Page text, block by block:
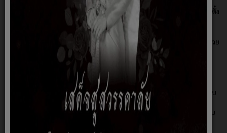
คำสั่งแก้ไขเพิ่มเติมคำสั่งจัดตั้งศูนย์ช่วยเหลือประชาชนฯ และแต่งตั้ง
คณะกรรมการช่วยเหลือประชาชนขององค์การบริหารส่วนตำบล
คำสั่งจัดตั้งศูนย์ช่วยเหลือประชาชนฯ และแต่งตั้งคณะกรรมการช่วย
เหลือประชาชนขององค์การบริหารส่วนตำบลตะเคียน
ระเบียบทรวงมหาดไทยว่าด้วยค่าใช้จ่ายเพื่อช่วยเหลือประชาชน
ตามอำนาจหน้าที่ขององค์กรปกครองส่วนท้องถิ่น พ.ศ.2560
ระเบียบกระทรวงมหาดไทยว่าด้วยค่าใช้จ่ายเพื่อช่วยเหลือ
ประชาชนตามอำนาจหน้าที่ขององค์กรปกครองส่วนท้องถิ่น (ฉบับ
ที่ 2) พ.ศ.2561
แนวทางปฏิบัติในการช่วยเหลือประชาชนขององค์กรปกครองส่วน